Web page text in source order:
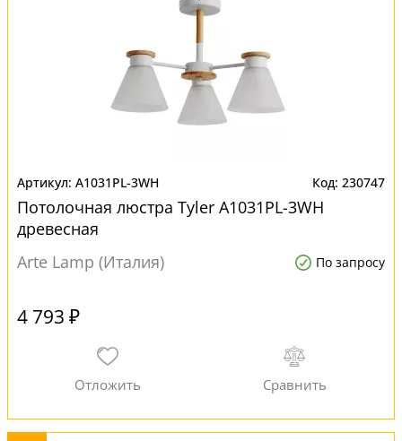
A1031PL-3WH 230747
Потолочная люстра Tyler A1031PL-3WH
древесная
Arte Lamp (Италия)
По запросу
4 793 ₽